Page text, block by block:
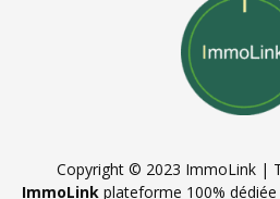
Copyright © 2023 ImmoLink |
ImmoLinkplateforme 100%